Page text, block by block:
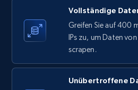
6.7K+ 905+
TikTok - Posts - Input specific
get posts published by it
Vollständige
Greifen Sie auf 400
IPs zu, um Daten
scrapen.
Unübertroffene